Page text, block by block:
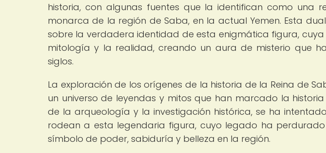
historia, con algunas fuentes que la identifican como una
monarca de la región de Saba, en la actual Yemen. Esta
sobre la verdadera identidad de esta enigmática figura,
mitología y la realidad, creando un aura de misterio que
siglos.
La exploración de los orígenes de la historia de la Reina de
un universo de leyendas y mitos que han marcado la
de la arqueología y la investigación histórica, se ha
rodean a esta legendaria figura, cuyo legado ha
símbolo de poder, sabiduría y belleza en la región.